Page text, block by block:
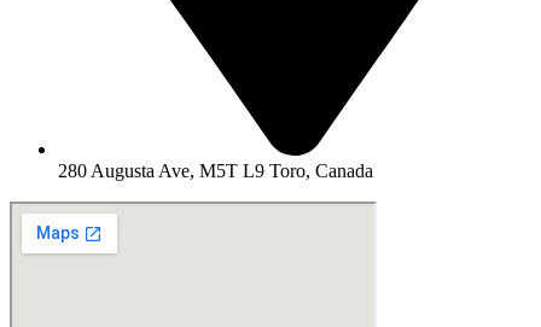
280 Augusta Ave, M5T L9 Toro, Canada